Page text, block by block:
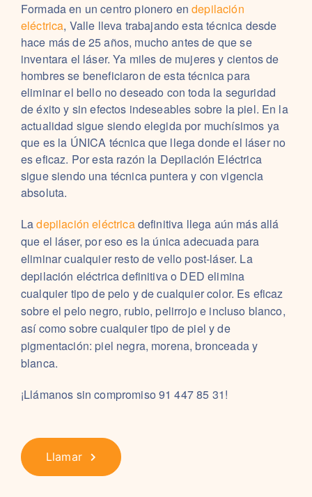
Formada en un centro pionero endepilación
eléctrica, Valle lleva trabajando esta técnica desde
hace más de 25 años, mucho antes de que se
inventara el láser. Ya miles de mujeres y cientos de
hombres se beneficiaron de esta técnica para
eliminar el bello no deseado con toda la seguridad
de éxito y sin efectos indeseables sobre la piel. En la
actualidad sigue siendo elegida por muchísimos ya
que es la ÚNICA técnica que llega donde el láser no
es eficaz. Por esta razón la Depilación Eléctrica
sigue siendo una técnica puntera y con vigencia
absoluta.
Ladepilación eléctricadefinitiva llega aún más allá
que el láser, por eso es la única adecuada para
eliminar cualquier resto de vello post-láser. La
depilación eléctrica definitiva o DED elimina
cualquier tipo de pelo y de cualquier color. Es eficaz
sobre el pelo negro, rubio, pelirrojo e incluso blanco,
así como sobre cualquier tipo de piel y de
pigmentación: piel negra, morena, bronceada y
blanca.
¡Llámanos sin compromiso 91 447 85 31!
Llamar